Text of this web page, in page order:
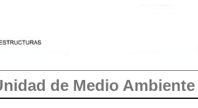
de Medio Ambiente